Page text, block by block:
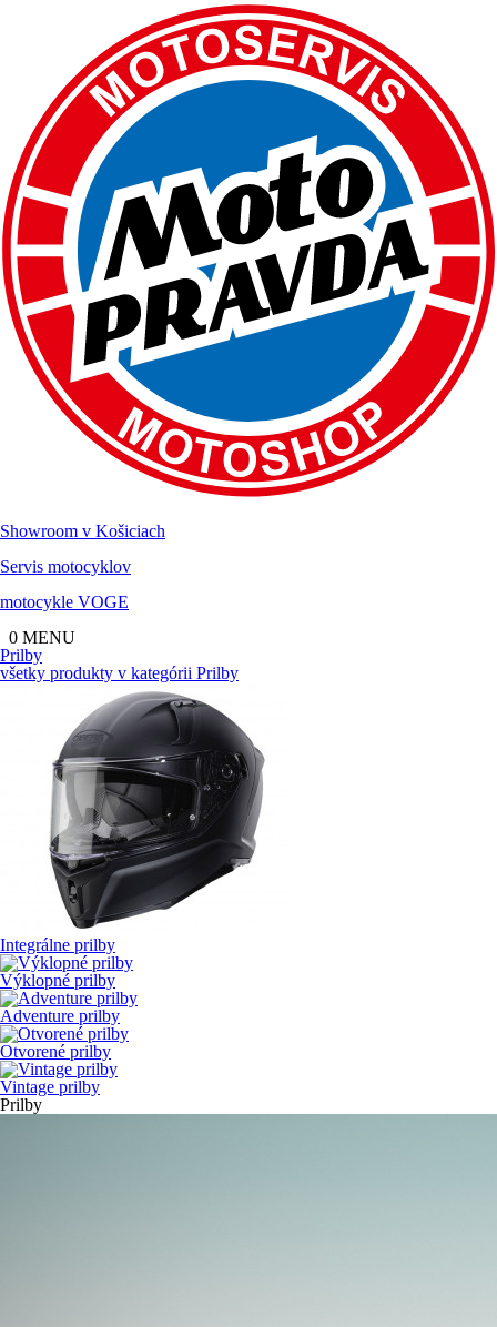
Showroom v Košiciach
Servis motocyklov
motocykle VOGE
0 MENU
Prilby
všetky produkty v kategórii Prilby
Integrálne prilby
Výklopné prilby
Adventure prilby
Otvorené prilby
Vintage prilby
Prilby